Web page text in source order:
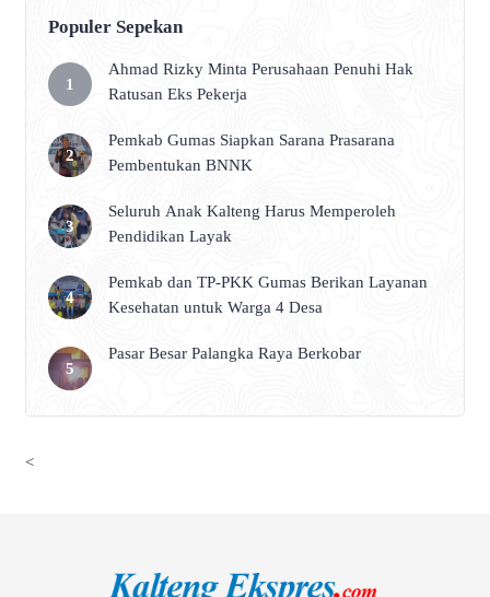
Populer Sepekan
Ahmad Rizky Minta Perusahaan Penuhi Hak
Ratusan Eks Pekerja
Pemkab Gumas Siapkan Sarana Prasarana
Pembentukan BNNK
Seluruh Anak Kalteng Harus Memperoleh
Pendidikan Layak
Pemkab dan TP-PKK Gumas Berikan Layanan
Kesehatan untuk Warga 4 Desa
Pasar Besar Palangka Raya Berkobar
<